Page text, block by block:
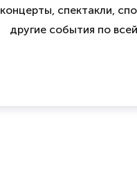
концерты, спектакли,
другие события по